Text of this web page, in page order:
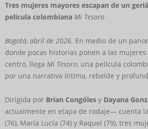
Tres mujeres mayores escapan de un
película colombiana Mi Tesoro
Bogotá, abril de 2026. En medio de un
donde pocas historias ponen a las mujeres
centro, llega Mi Tesoro, una película
por una narrativa íntima, rebelde y
Dirigida por Brian Congóles y Dayana
actualmente en etapa de rodaje— cuenta
(76), María Lucía (74) y Raquel (79), tres